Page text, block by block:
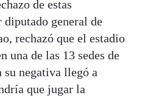
de estas
general de
rechazó que el estadio
una de las 13 sedes de
su negativa llegó a
que jugar la